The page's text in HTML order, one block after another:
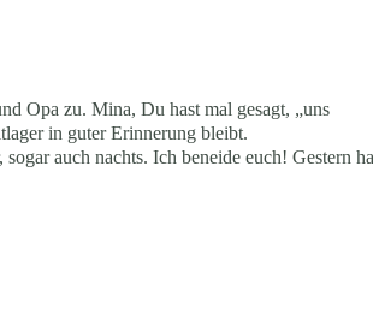
Opa zu. Mina, Du hast mal gesagt, „uns
in guter Erinnerung bleibt.
auch nachts. Ich beneide euch! Gestern